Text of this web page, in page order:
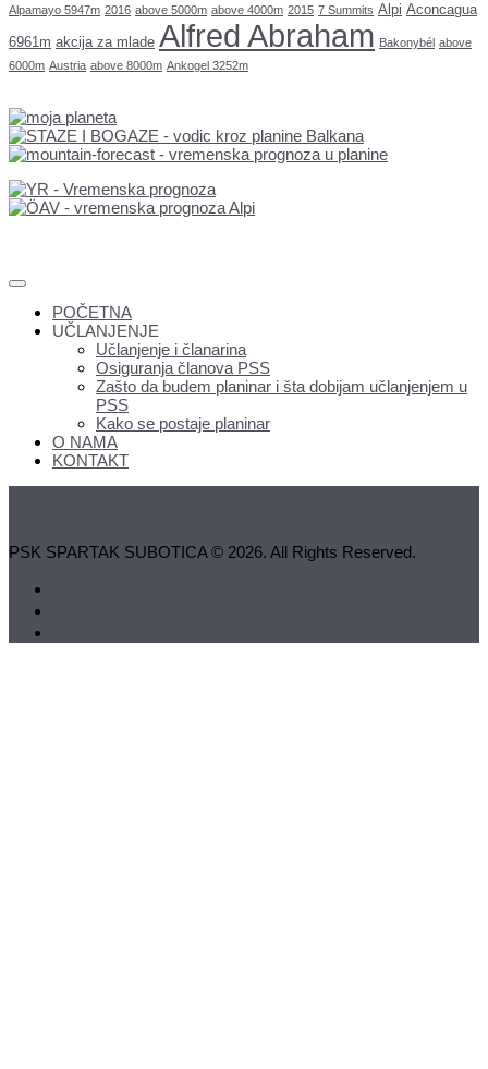
Alpamayo 5947m 2016 above 5000m above 4000m 2015 7 Summits Alpi Aconcagua
6961m akcija za mlade Alfred Abraham Bakonybél above
6000m Austria above 8000m Ankogel 3252m
POČETNA
UČLANJENJE
Učlanjenje i članarina
Osiguranja članova PSS
Zašto da budem planinar i šta dobijam učlanjenjem u
PSS
Kako se postaje planinar
O NAMA
KONTAKT
PSK SPARTAK SUBOTICA © 2026. All Rights Reserved.